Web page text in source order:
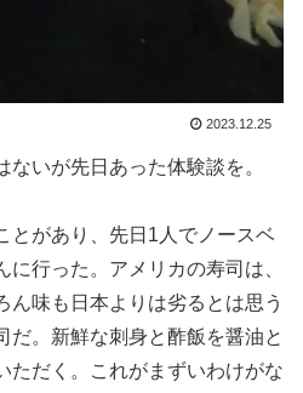
2023.12.25
いが先日あった体験談を。
とがあり、先日1人でノースベ
行った。アメリカの寿司は、
ん味も日本よりは劣るとは思う
だ。新鮮な刺身と酢飯を醤油と
ただく。これがまずいわけがな